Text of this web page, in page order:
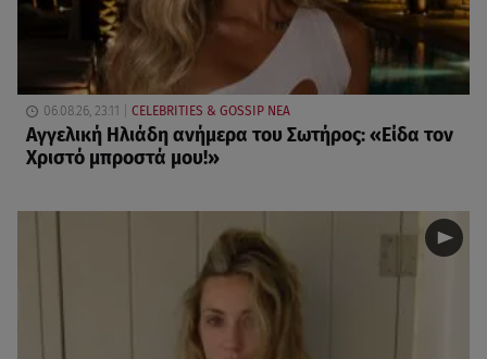
06.08.26, 23:11 CELEBRITIES & GOSSIP ΝΕΑ
Αγγελική Ηλιάδη ανήμερα του Σωτήρος: «Είδα τον
Χριστό μπροστά μου!»